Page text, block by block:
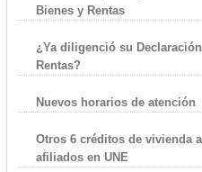
Bienes y Rentas
¿Ya diligenció su
Rentas?
Nuevos horarios de atención
Otros 6 créditos de vivienda
afiliados en UNE